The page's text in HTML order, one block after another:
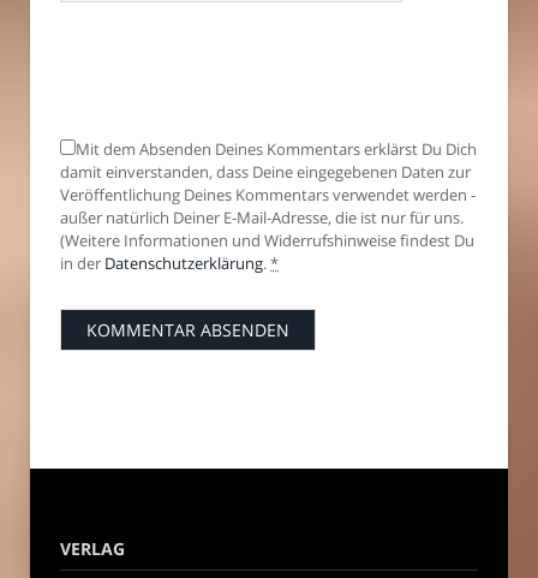
Mit dem Absenden Deines Kommentars erklärst Du Dich
damit einverstanden, dass Deine eingegebenen Daten zur
Veröffentlichung Deines Kommentars verwendet werden -
außer natürlich Deiner E-Mail-Adresse, die ist nur für uns.
(Weitere Informationen und Widerrufshinweise findest Du
in der Datenschutzerklärung.*
VERLAG